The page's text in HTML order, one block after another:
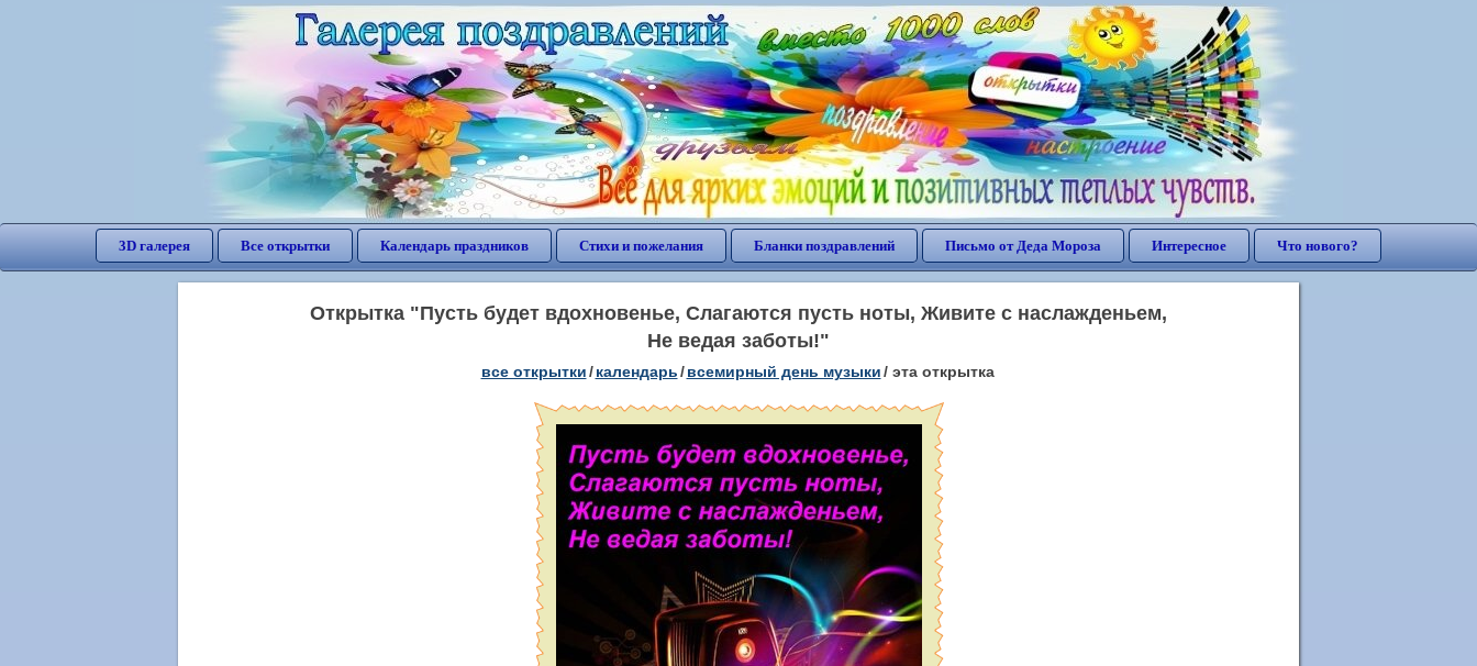
3D галерея Все открытки Календарь праздников Стихи и пожелания Бланки поздравлений Письмо от Деда Мороза Интересное Что нового?
Открытка "Пусть будет вдохновенье, Слагаются пусть ноты, Живите с наслажденьем,
Не ведая заботы!"
все открытки/ календарь/ всемирный день музыки/ эта открытка